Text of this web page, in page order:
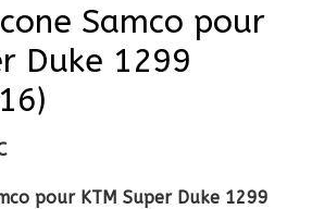
Samco pour
Duke 1299
pour KTM Super Duke 1299